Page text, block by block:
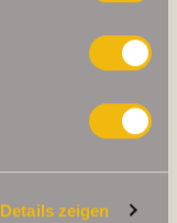
Details zeigen